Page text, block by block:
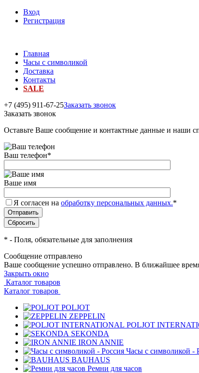
Вход
Регистрация
Главная
Часы с символикой
Доставка
Контакты
SALE
+7 (495) 911-67-25Заказать звонок
Заказать звонок
Оставьте Ваше сообщение и контактные данные и наши
Ваш телефон*
Ваше имя
Я согласен на обработку персональных данных.*
* - Поля, обязательные для заполнения
Сообщение отправлено
Ваше сообщение успешно отправлено. В ближайшее
Закрыть окно
Каталог товаров
Каталог товаров
POLJOT
ZEPPELIN
POLJOT
SEKONDA
IRON ANNIE
Часы с символикой -
BAUHAUS
Ремни для часов